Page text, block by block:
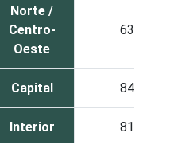
Norte /
Centro-
Oeste
63
Capital 84
Interior 81